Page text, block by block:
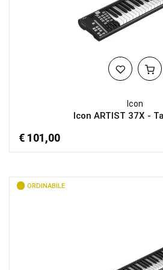
Icon
Icon ARTIST 37X -
€ 101,00
ORDINABILE